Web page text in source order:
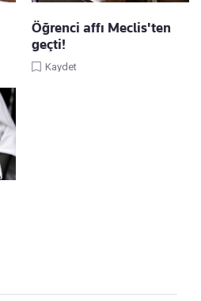
Öğrenci affı Meclis'ten
geçti!
Kaydet